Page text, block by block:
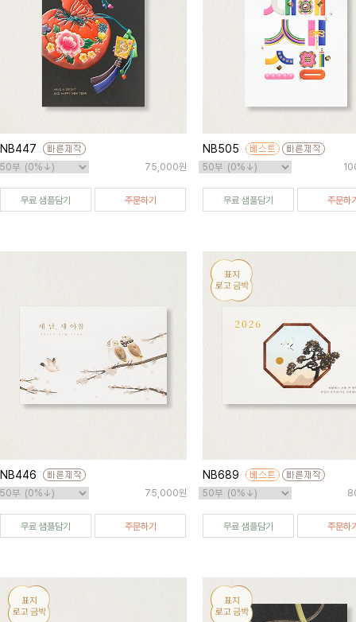
NB447
75,000원
무료 샘플담기 주문하기
NB505
무료 샘플담기 주문하
NB446
75,000원
무료 샘플담기 주문하기
NB689
무료 샘플담기 주문하